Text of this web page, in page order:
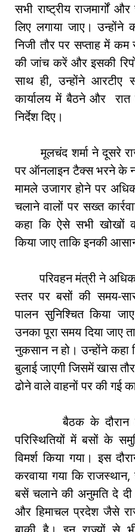
सभी राष्ट्रीय राजमार्गों
लिए लगाया जाए।
निजी तौर पर सप्ताह में कम
की जांच करें और इसकी
साथ ही, उन्होंने आरटीए
कार्यालय में बैठने और
निर्देश दिए।
मूलचंद शर्मा ने दूसरे
पर ऑनलाइन टैक्स भरने के
मामले उजागर होने पर
चलाने वालों पर सख्त
कहा कि ऐसे सभी खोखों
किया जाए ताकि इनकी
परिवहन मंत्री ने
स्तर पर बसों की समय-
पालन सुनिश्चित किया
उनका पूरा समय दिया जाए
नुकसान न हो। उन्होंने कहा
बुलाई जाएगी जिसमें खास
ढोने वाले वाहनों पर की गई
बैठक के दौरान
परिस्थितियों में बसों के
विमर्श किया गया। इस
करवाया गया कि
बसें चलाने की अनुमति दे दी
और हिमाचल प्रदेश जैसे